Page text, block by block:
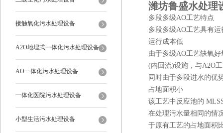
接触氧化污水处理设备
A2O地埋式一体化污水处理设备
AO一体化污水处理设备
一体化医院污水处理设备
小型生活污水处理设备
潍坊鲁盛水处
多段多级AO工艺特点
多段多级AO工艺具有
运行成本低
由于多级AO工艺缺氧
(内回流)设施，与A2O
同时由于多段进水的优
占地面积小
该工艺中反应池的
在处理污水量相同的情
于原有工艺的占地面积